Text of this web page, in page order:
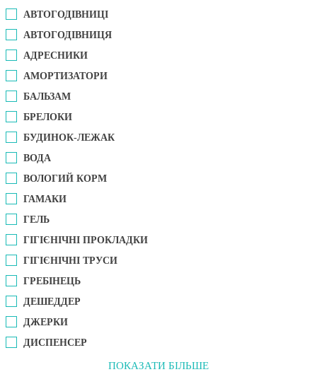
АВТОГОДІВНИЦІ
АВТОГОДІВНИЦЯ
АДРЕСНИКИ
АМОРТИЗАТОРИ
БАЛЬЗАМ
БРЕЛОКИ
БУДИНОК-ЛЕЖАК
ВОДА
ВОЛОГИЙ КОРМ
ГАМАКИ
ГЕЛЬ
ГІГІЄНІЧНІ ПРОКЛАДКИ
ГІГІЄНІЧНІ ТРУСИ
ГРЕБІНЕЦЬ
ДЕШЕДДЕР
ДЖЕРКИ
ДИСПЕНСЕР
ПОКАЗАТИ БІЛЬШЕ